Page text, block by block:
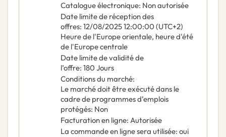
Catalogue électronique: Non autorisée
Date limite de réception des
offres: 12/08/202512:00:00 (UTC+2)
Heure de l'Europe orientale, heure d'été
de l'Europe centrale
Date limite de validité de
l’offre: 180 Jours
Conditions du marché:
Le marché doit être exécuté dans le
cadre de programmes d’emplois
protégés: Non
Facturation en ligne: Autorisée
La commande en ligne sera utilisée: oui